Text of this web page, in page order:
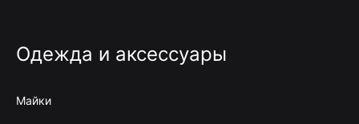
Одежда и аксессуары
Майки